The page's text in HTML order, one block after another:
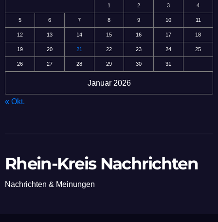
Januar 2026
1 2 3 4
5 6 7 8 9 10 11
12 13 14 15 16 17 18
19 20 21 22 23 24 25
26 27 28 29 30 31
« Okt.
Rhein-Kreis Nachrichten
Nachrichten & Meinungen